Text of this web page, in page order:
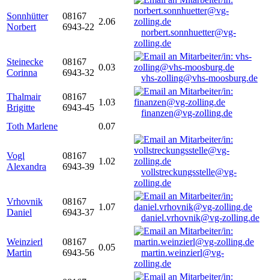
Sonnhütter
Norbert
08167
6943-22
2.06
norbert.sonnhuetter@vg-
zolling.de
Steinecke
Corinna
08167
6943-32
0.03
vhs-zolling@vhs-moosburg.de
Thalmair
Brigitte
08167
6943-45
1.03
finanzen@vg-zolling.de
Toth Marlene
0.07
Vogl
Alexandra
08167
6943-39
1.02
vollstreckungsstelle@vg-
zolling.de
Vrhovnik
Daniel
08167
6943-37
1.07
daniel.vrhovnik@vg-zolling.de
Weinzierl
Martin
08167
6943-56
0.05
martin.weinzierl@vg-
zolling.de